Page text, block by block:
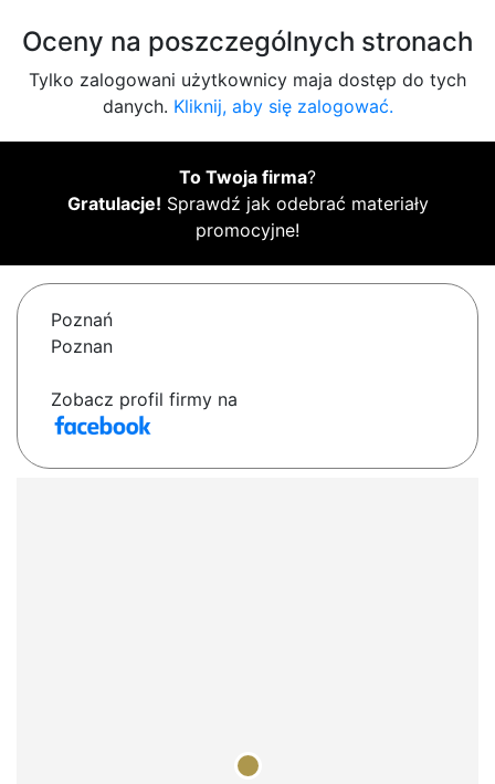
Oceny na poszczególnych stronach
Tylko zalogowani użytkownicy maja dostęp do tych
danych. Kliknij, aby się zalogować.
To Twoja firma?
Gratulacje! Sprawdź jak odebrać materiały
promocyjne!
Poznań
Poznan
Zobacz profil firmy na